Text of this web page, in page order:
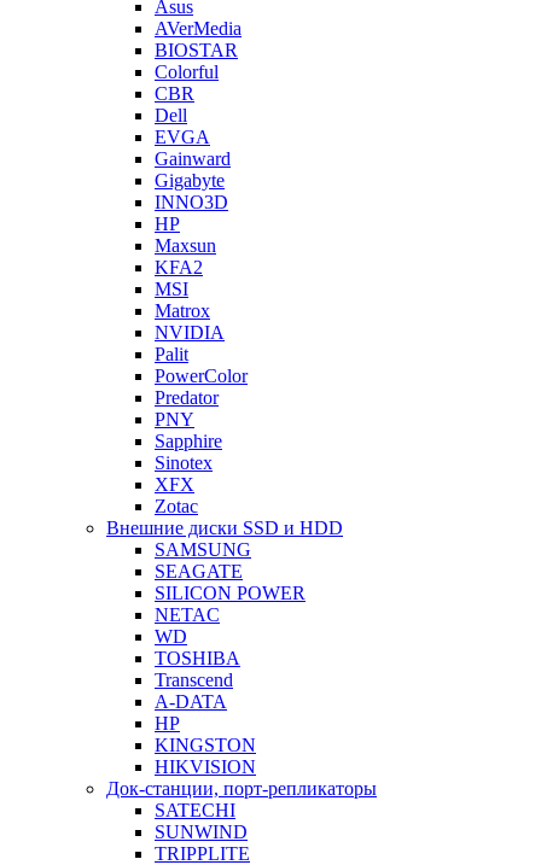
Asus
AVerMedia
BIOSTAR
Colorful
CBR
Dell
EVGA
Gainward
Gigabyte
INNO3D
HP
Maxsun
KFA2
MSI
Matrox
NVIDIA
Palit
PowerColor
Predator
PNY
Sapphire
Sinotex
XFX
Zotac
Внешние диски SSD и HDD
SAMSUNG
SEAGATE
SILICON POWER
NETAC
WD
TOSHIBA
Transcend
A-DATA
HP
KINGSTON
HIKVISION
Док-станции, порт-репликаторы
SATECHI
SUNWIND
TRIPPLITE